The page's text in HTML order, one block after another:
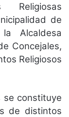
Religiosas
de
Alcaldesa
Concejales,
Religiosos
se constituye
de distintos